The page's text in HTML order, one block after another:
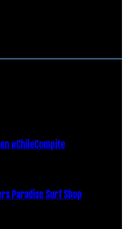
#ChileCompite
Paradise Surf Shop